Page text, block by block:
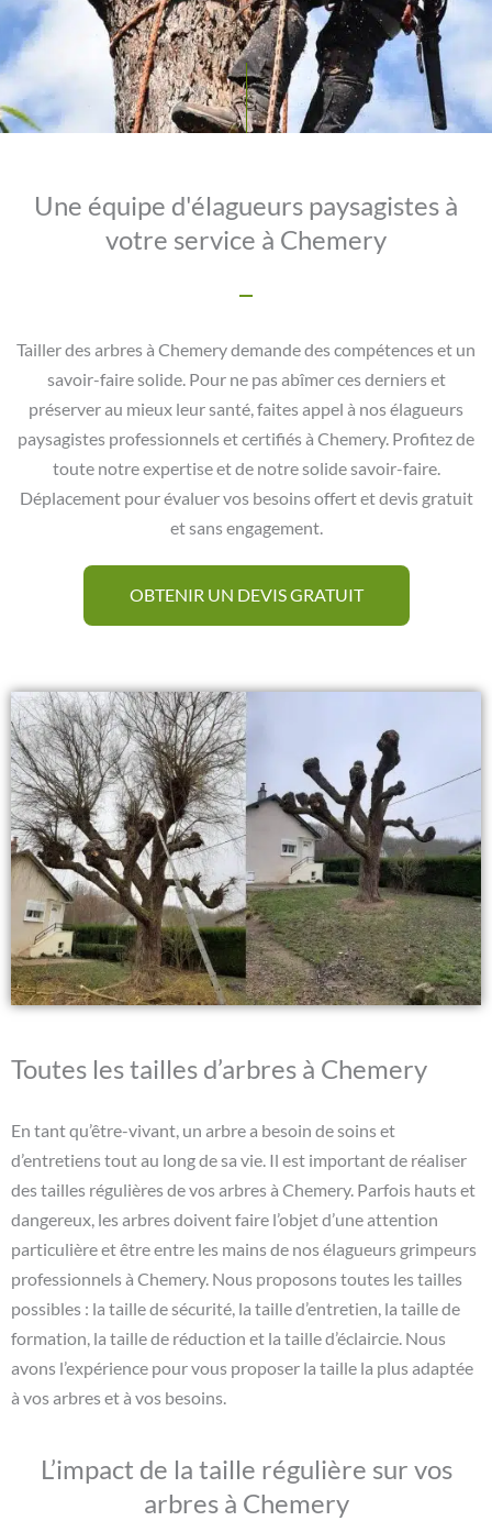
Une équipe d'élagueurs paysagistes à
votre service à Chemery
Tailler des arbres à Chemery demande des compétences et un
savoir-faire solide. Pour ne pas abîmer ces derniers et
préserver au mieux leur santé, faites appel à nos élagueurs
paysagistes professionnels et certifiés à Chemery. Profitez de
toute notre expertise et de notre solide savoir-faire.
Déplacement pour évaluer vos besoins offert et devis gratuit
et sans engagement.
OBTENIR UN DEVIS GRATUIT
Toutes les tailles d’arbres à Chemery
En tant qu’être-vivant, un arbre a besoin de soins et
d’entretiens tout au long de sa vie. Il est important de réaliser
des tailles régulières de vos arbres à Chemery. Parfois hauts et
dangereux, les arbres doivent faire l’objet d’une attention
particulière et être entre les mains de nos élagueurs grimpeurs
professionnels à Chemery. Nous proposons toutes les tailles
possibles : la taille de sécurité, la taille d’entretien, la taille de
formation, la taille de réduction et la taille d’éclaircie. Nous
avons l’expérience pour vous proposer la taille la plus adaptée
à vos arbres et à vos besoins.
L’impact de la taille régulière sur vos
arbres à Chemery